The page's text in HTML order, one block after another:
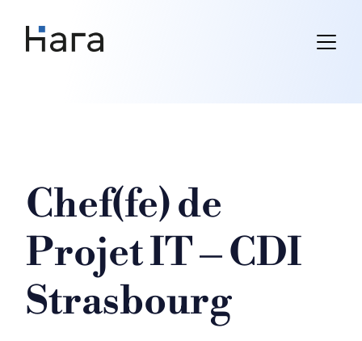
content
Chef(fe) de
Projet IT – CDI
Strasbourg